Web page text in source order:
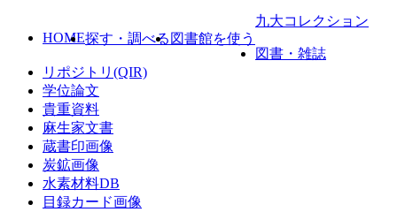
HOME探す・調べる 図書館を使う
九大コレクション
図書・雑誌
リポジトリ(QIR)
学位論文
貴重資料
麻生家文書
蔵書印画像
炭鉱画像
水素材料DB
目録カード画像